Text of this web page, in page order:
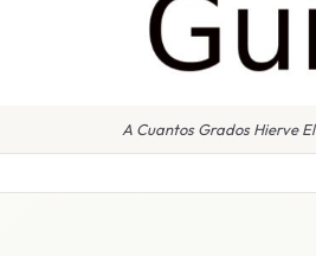
A Cuantos Grados Hierve